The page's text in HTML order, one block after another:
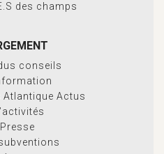
des champs
conseils
Atlantique Actus